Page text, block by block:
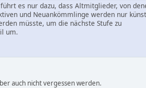
es nur dazu, dass Altmitglieder, von
und Neuankömmlinge werden nur
müsste, um die nächste Stufe zu
um.
auch nicht vergessen werden.